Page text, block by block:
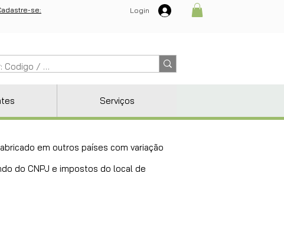
se: Login
Serviços
em outros países com variação
do CNPJ e impostos do local de